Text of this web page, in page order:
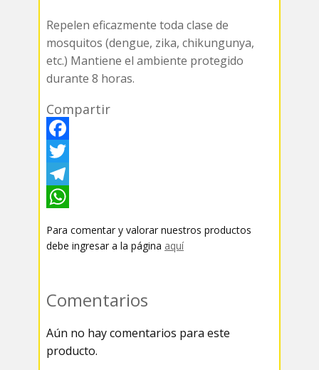
Repelen eficazmente toda clase de
mosquitos (dengue, zika, chikungunya,
etc.) Mantiene el ambiente protegido
durante 8 horas.
Compartir
F
a
c
b
k
T
w
t
r
T
l
r
a
m
h
s
A
p
Para comentar y valorar nuestros productos
debe ingresar a la página aquí
Comentarios
Aún no hay comentarios para este
producto.